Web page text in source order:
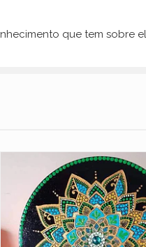
que tem sobre